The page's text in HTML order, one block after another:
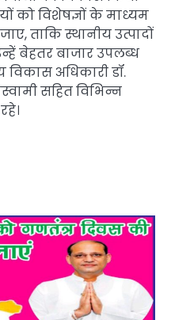
को विशेषज्ञों के माध्यम
ताकि स्थानीय उत्पादों
बेहतर बाजार उपलब्ध
अधिकारी डॉ.
सहित विभिन्न